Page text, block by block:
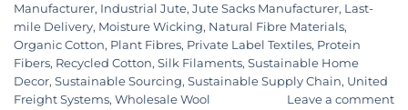
Manufacturer, Industrial Jute, Jute Sacks Manufacturer, Last-
mile Delivery, Moisture Wicking, Natural Fibre Materials,
Organic Cotton, Plant Fibres, Private Label Textiles, Protein
Fibers, Recycled Cotton, Silk Filaments, Sustainable Home
Decor, Sustainable Sourcing, Sustainable Supply Chain, United
Freight Systems, Wholesale Wool Leave a comment